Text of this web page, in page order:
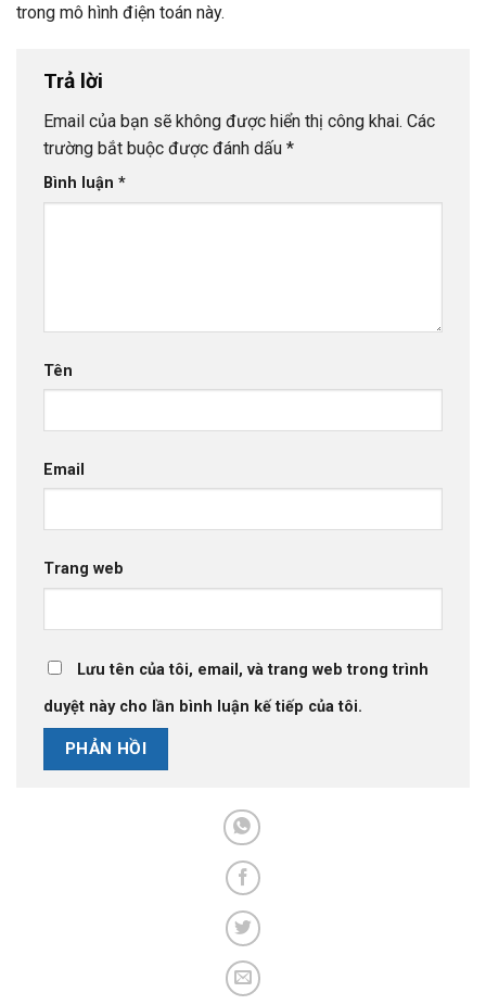
trong mô hình điện toán này.
Trả lời
Email của bạn sẽ không được hiển thị công khai. Các
trường bắt buộc được đánh dấu *
Bình luận *
Tên
Email
Trang web
Lưu tên của tôi, email, và trang web trong trình
duyệt này cho lần bình luận kế tiếp của tôi.